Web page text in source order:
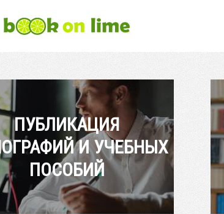
ПУБЛИКАЦИЯ
И УЧЕБНЫХ
ПОСОБИЙ